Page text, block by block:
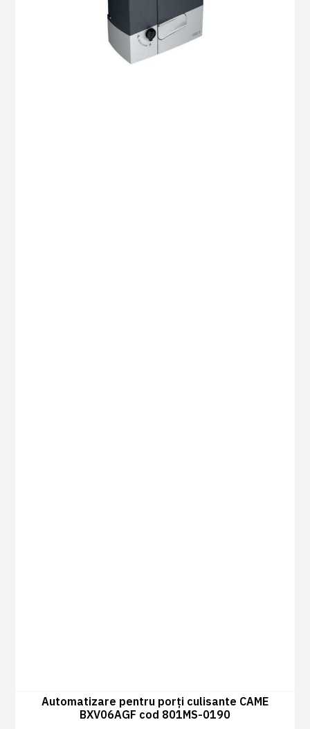
Suport lampă KRX pentru montare pe
perete COD: 806LA-0040
Automatizare pentru porți culisante CAME
BXV06AGF cod 801MS-0190